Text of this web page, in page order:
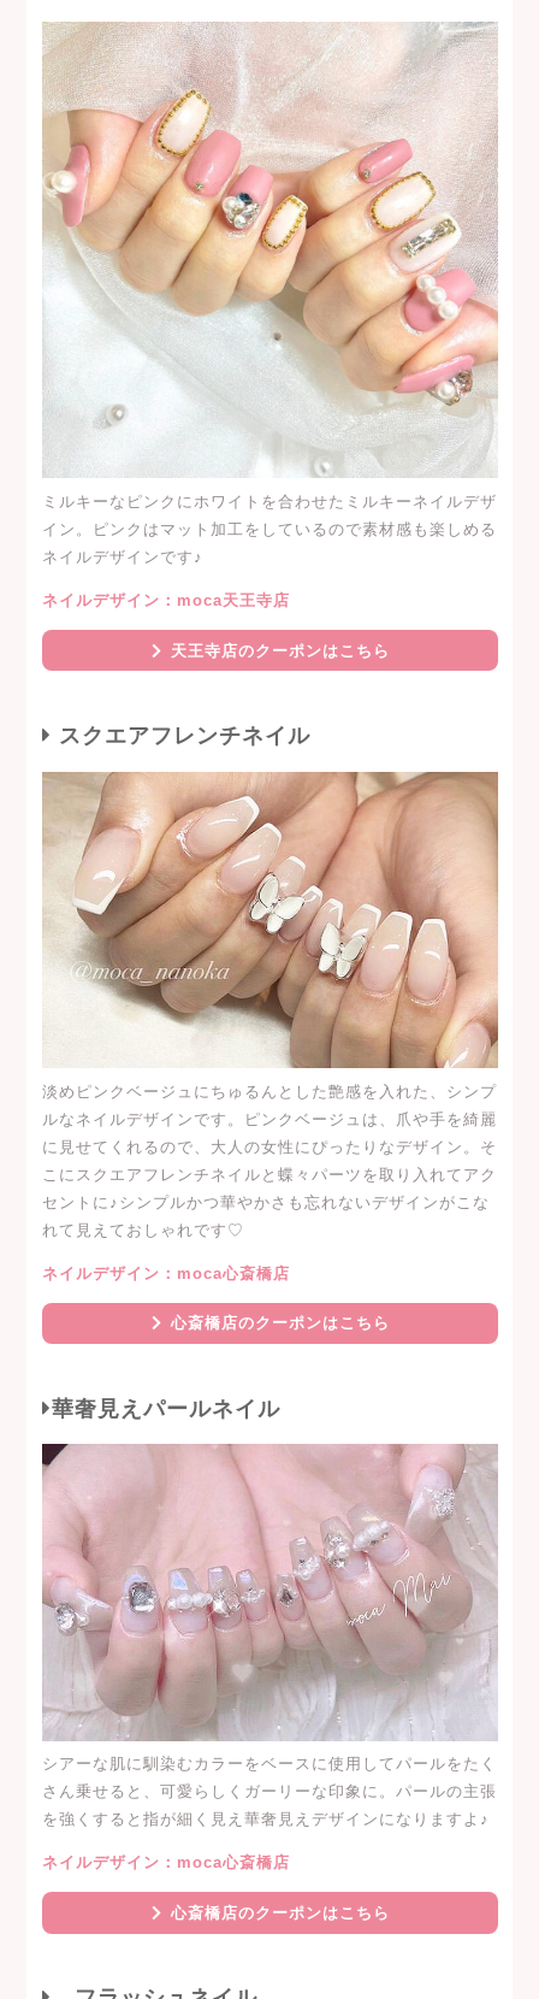
ミルキーなピンクにホワイトを合わせたミルキーネイルデザ
イン。ピンクはマット加工をしているので素材感も楽しめる
ネイルデザインです♪
ネイルデザイン：moca天王寺店
天王寺店のクーポンはこちら
スクエアフレンチネイル
淡めピンクベージュにちゅるんとした艶感を入れた、シンプ
ルなネイルデザインです。ピンクベージュは、爪や手を綺麗
に見せてくれるので、大人の女性にぴったりなデザイン。そ
こにスクエアフレンチネイルと蝶々パーツを取り入れてアク
セントに♪シンプルかつ華やかさも忘れないデザインがこな
れて見えておしゃれです♡
ネイルデザイン：moca心斎橋店
心斎橋店のクーポンはこちら
華奢見えパールネイル
シアーな肌に馴染むカラーをベースに使用してパールをたく
さん乗せると、可愛らしくガーリーな印象に。パールの主張
を強くすると指が細く見え華奢見えデザインになりますよ♪
ネイルデザイン：moca心斎橋店
心斎橋店のクーポンはこちら